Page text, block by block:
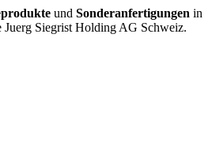
undSonderanfertigungen in
Juerg Siegrist Holding AG Schweiz.